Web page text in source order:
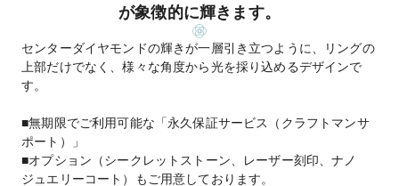
が象徴的に輝きます。
センターダイヤモンドの輝きが一層引き立つように、リングの
上部だけでなく、様々な角度から光を採り込めるデザインで
す。
■無期限でご利用可能な「永久保証サービス（クラフトマンサ
ポート）」
■オプション（シークレットストーン、レーザー刻印、ナノ
ジュエリーコート）もご用意しております。